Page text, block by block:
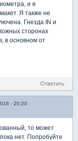
и я
Я также не
Гнезда IN и
сторонах
в основном от
Ответить
- 20:20
то может
нет. Попробуйте